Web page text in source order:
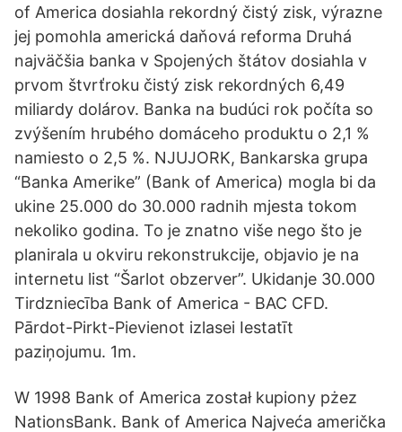
of America dosiahla rekordný čistý zisk, výrazne
jej pomohla americká daňová reforma Druhá
najväčšia banka v Spojených štátov dosiahla v
prvom štvrťroku čistý zisk rekordných 6,49
miliardy dolárov. Banka na budúci rok počíta so
zvýšením hrubého domáceho produktu o 2,1 %
namiesto o 2,5 %. NJUJORK, Bankarska grupa
“Banka Amerike” (Bank of America) mogla bi da
ukine 25.000 do 30.000 radnih mjesta tokom
nekoliko godina. To je znatno više nego što je
planirala u okviru rekonstrukcije, objavio je na
internetu list “Šarlot obzerver”. Ukidanje 30.000
Tirdzniecība Bank of America - BAC CFD.
Pārdot-Pirkt-Pievienot izlasei Iestatīt
paziņojumu. 1m.
W 1998 Bank of America został kupiony pżez
NationsBank. Bank of America Najveća američka